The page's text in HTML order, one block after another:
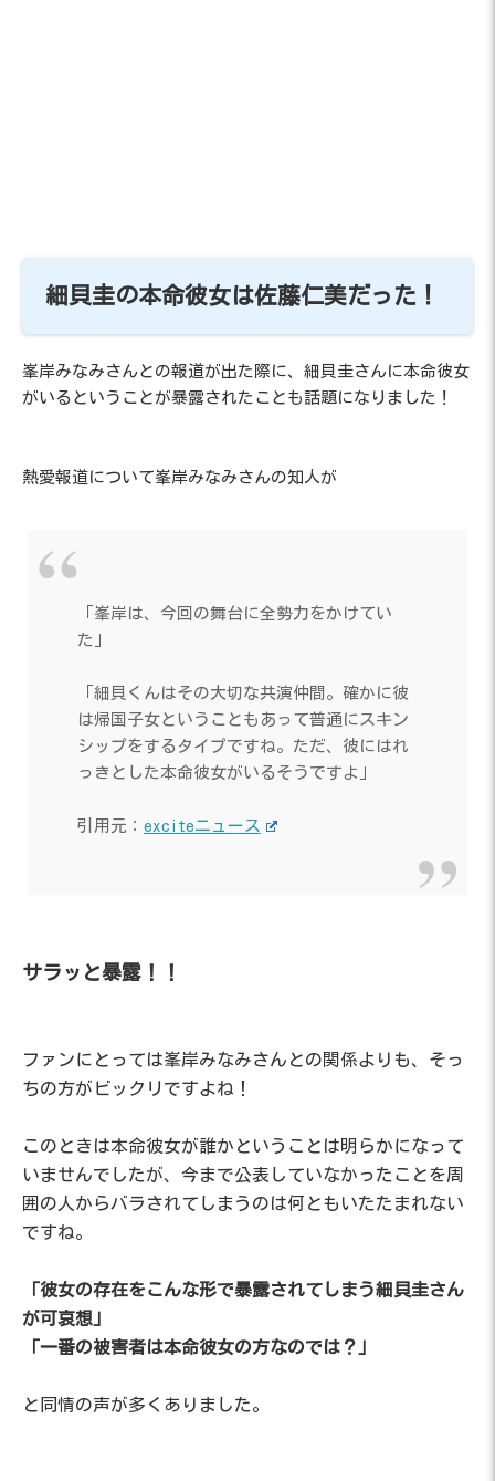
細貝圭の本命彼女は佐藤仁美だった！
峯岸みなみさんとの報道が出た際に、細貝圭さんに本命彼女
がいるということが暴露されたことも話題になりました！
熱愛報道について峯岸みなみさんの知人が
「峯岸は、今回の舞台に全勢力をかけてい
た」
「細貝くんはその大切な共演仲間。確かに彼
は帰国子女ということもあって普通にスキン
シップをするタイプですね。ただ、彼にはれ
っきとした本命彼女がいるそうですよ」
引用元： exciteニュース
サラッと暴露！！
ファンにとっては峯岸みなみさんとの関係よりも、そっ
ちの方がビックリですよね！
このときは本命彼女が誰かということは明らかになって
いませんでしたが、今まで公表していなかったことを周
囲の人からバラされてしまうのは何ともいたたまれない
ですね。
「彼女の存在をこんな形で暴露されてしまう細貝圭さん
が可哀想」
「一番の被害者は本命彼女の方なのでは？」
と同情の声が多くありました。